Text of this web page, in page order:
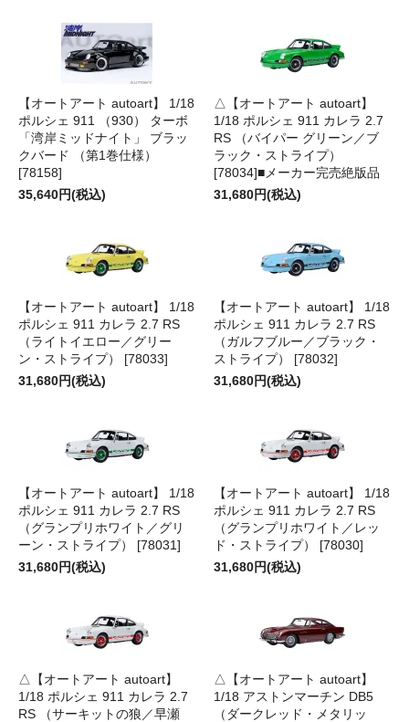
【オートアート autoart】 1/18
ポルシェ 911 （930） ターボ
「湾岸ミッドナイト」 ブラッ
クバード （第1巻仕様）
[78158]
35,640円(税込)
△【オートアート autoart】
1/18 ポルシェ 911 カレラ 2.7
RS （バイパー グリーン／ブ
ラック・ストライプ）
[78034]■メーカー完売絶版品
31,680円(税込)
【オートアート autoart】 1/18
ポルシェ 911 カレラ 2.7 RS
（ライトイエロー／グリー
ン・ストライプ） [78033]
31,680円(税込)
【オートアート autoart】 1/18
ポルシェ 911 カレラ 2.7 RS
（ガルフブルー／ブラック・
ストライプ） [78032]
31,680円(税込)
【オートアート autoart】 1/18
ポルシェ 911 カレラ 2.7 RS
（グランプリホワイト／グリ
ーン・ストライプ） [78031]
31,680円(税込)
【オートアート autoart】 1/18
ポルシェ 911 カレラ 2.7 RS
（グランプリホワイト／レッ
ド・ストライプ） [78030]
31,680円(税込)
△【オートアート autoart】
1/18 ポルシェ 911 カレラ 2.7
RS （サーキットの狼／早瀬
△【オートアート autoart】
1/18 アストンマーチン DB5
（ダークレッド・メタリッ